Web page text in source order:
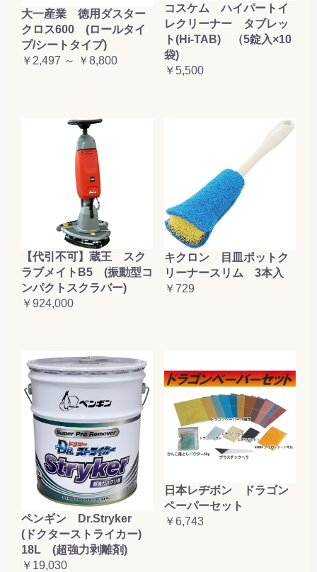
大一産業 徳用ダスター
クロス600 (ロールタイ
プ/シートタイプ)
￥2,497 ～ ￥8,800
コスケム ハイパートイ
レクリーナー タブレッ
ト(Hi-TAB) （5錠入×10
袋)
￥5,500
【代引不可】蔵王 スク
ラブメイトB5 (振動型コ
ンパクトスクラバー)
￥924,000
キクロン 目皿ポットク
リーナースリム 3本入
￥729
ペンギン Dr.Stryker
(ドクターストライカー)
18L (超強力剥離剤)
￥19,030
日本レヂボン ドラゴン
ペーパーセット
￥6,743